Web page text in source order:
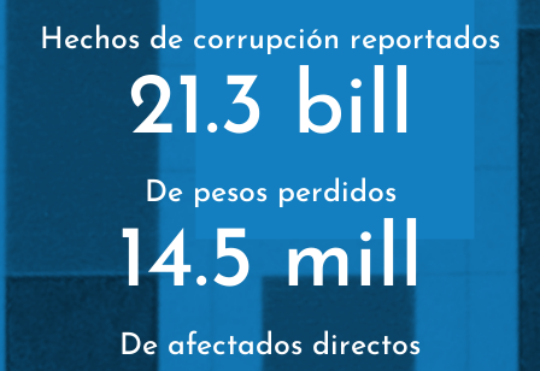
Hechos de corrupción reportados
21.3 bill
De pesos perdidos
14.5 mill
De afectados directos